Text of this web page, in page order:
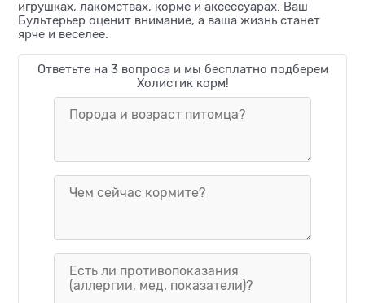
игрушках, лакомствах, корме и аксессуарах. Ваш
Бультерьер оценит внимание, а ваша жизнь станет
ярче и веселее.
Ответьте на 3 вопроса и мы бесплатно подберем
Холистик корм!